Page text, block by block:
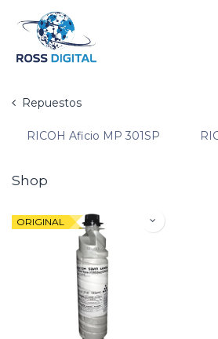
Repuestos
RICOH Aficio MP 301SP
Shop
ORIGINAL